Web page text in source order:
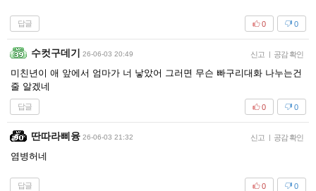
답글 0
0
수컷구데기 26-06-03 20:49 신고 | 공감 확인
미친년이 애 앞에서 엄마가 너 낳았어 그러면 무슨 빠구리대화 나누는건
줄 알겠네
답글 0
0
딴따라삐융 26-06-03 21:32 신고 | 공감 확인
염병허네
답글 0
0